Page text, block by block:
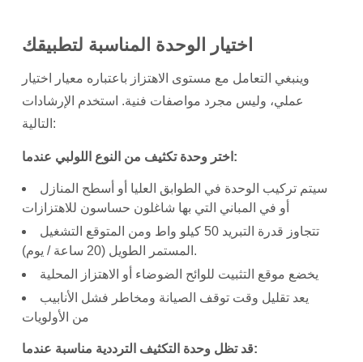
اختيار الوحدة المناسبة لتطبيقك
وينبغي التعامل مع مستوى الاهتزاز باعتباره معيار اختيار
عملي، وليس مجرد مواصفات فنية. استخدم الإرشادات
التالية:
اختر وحدة تكثيف من النوع اللولبي عندما:
سيتم تركيب الوحدة في الطوابق العليا أو أسطح المنازل
أو في المباني التي بها شاغلون حساسون للاهتزازات
تتجاوز قدرة التبريد 50 كيلو واط ومن المتوقع التشغيل
المستمر الطويل (20 ساعة / يوم).
يخضع موقع التثبيت للوائح الضوضاء أو الاهتزاز المحلية
يعد تقليل وقت توقف الصيانة ومخاطر فشل الأنابيب
من الأولويات
قد تظل وحدة التكثيف الترددية مناسبة عندما: